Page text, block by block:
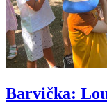
Barvička: